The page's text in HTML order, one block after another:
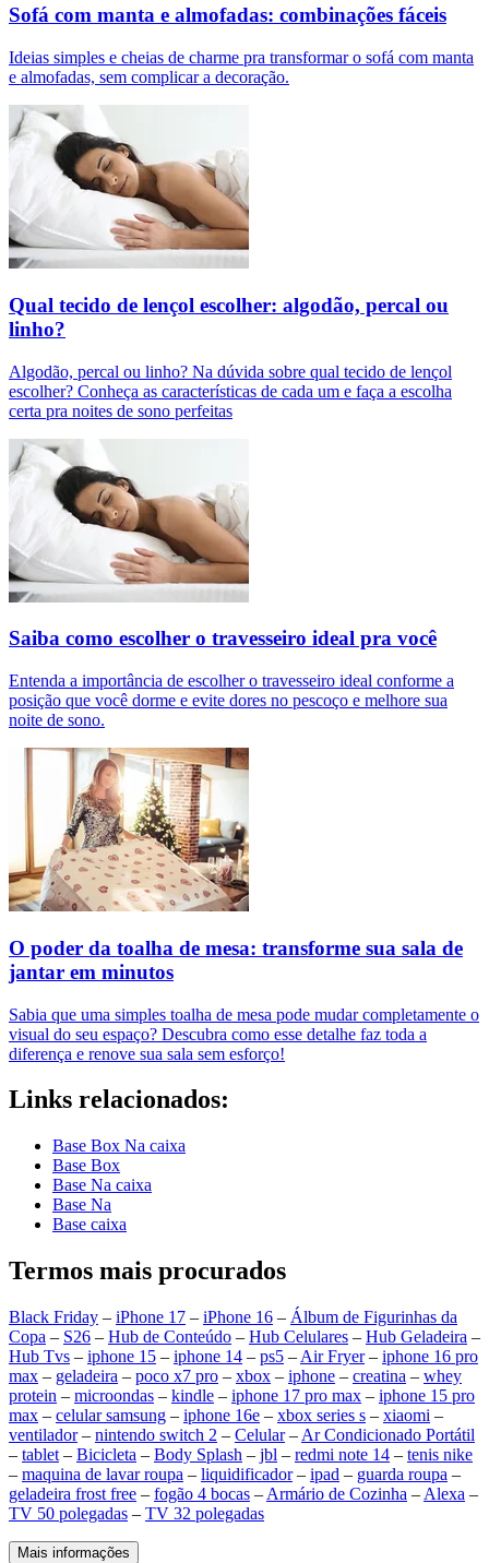
Sofá com manta e almofadas: combinações fáceis
Ideias simples e cheias de charme pra transformar o sofá com manta
e almofadas, sem complicar a decoração.
Qual tecido de lençol escolher: algodão, percal ou
linho?
Algodão, percal ou linho? Na dúvida sobre qual tecido de lençol
escolher? Conheça as características de cada um e faça a escolha
certa pra noites de sono perfeitas
Saiba como escolher o travesseiro ideal pra você
Entenda a importância de escolher o travesseiro ideal conforme a
posição que você dorme e evite dores no pescoço e melhore sua
noite de sono.
O poder da toalha de mesa: transforme sua sala de
jantar em minutos
Sabia que uma simples toalha de mesa pode mudar completamente o
visual do seu espaço? Descubra como esse detalhe faz toda a
diferença e renove sua sala sem esforço!
Links relacionados:
Base Box Na caixa
Base Box
Base Na caixa
Base Na
Base caixa
Termos mais procurados
Black Friday – iPhone 17 – iPhone 16 – Álbum de Figurinhas da
Copa – S26 – Hub de Conteúdo – Hub Celulares – Hub Geladeira –
Hub Tvs – iphone 15 – iphone 14 – ps5 – Air Fryer– iphone 16 pro
max – geladeira – poco x7 pro – xbox – iphone – creatina – whey
protein – microondas – kindle – iphone 17 pro max – iphone 15 pro
max – celular samsung – iphone 16e – xbox series s – xiaomi –
ventilador– nintendo switch 2 – Celular– Ar Condicionado Portátil
– tablet – Bicicleta – Body Splash – jbl – redmi note 14 – tenis nike
– maquina de lavar roupa – liquidificador– ipad – guarda roupa –
geladeira frost free – fogão 4 bocas – Armário de Cozinha – Alexa –
TV 50 polegadas – TV 32 polegadas
Mais informações